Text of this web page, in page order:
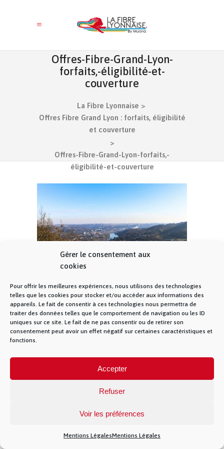
Gérer le consentement aux
cookies
Pour offrir les meilleures expériences, nous utilisons des technologies
telles que les cookies pour stocker et/ou accéder aux informations des
appareils. Le fait de consentir à ces technologies nous permettra de
traiter des données telles que le comportement de navigation ou les ID
uniques sur ce site. Le fait de ne pas consentir ou de retirer son
consentement peut avoir un effet négatif sur certaines caractéristiques et
fonctions.
Accepter
Refuser
Voir les préférences
Mentions LégalesMentions Légales
Offres-Fibre-Grand-Lyon-
forfaits,-éligibilité-et-
couverture
La Fibre Lyonnaise >
Offres Fibre Grand Lyon : forfaits, éligibilité
et couverture
>
Offres-Fibre-Grand-Lyon-forfaits,-
éligibilité-et-couverture
Offres Fibre Grand Lyon : forfaits, éligibilité et
couverture
marque de la société Muona SAS